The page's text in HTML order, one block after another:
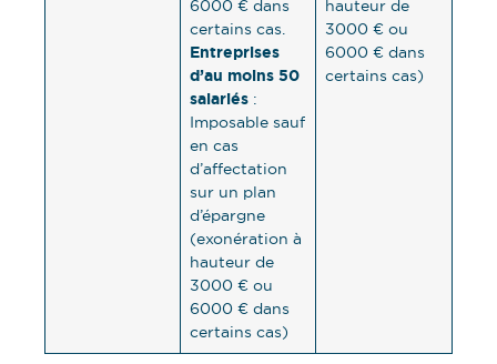
6000 € dans
certains cas.
Entreprises
d’au moins 50
salariés :
Imposable sauf
en cas
d’affectation
sur un plan
d’épargne
(exonération à
hauteur de
3000 € ou
6000 € dans
certains cas)
hauteur de
3000 € ou
6000 € dans
certains cas)